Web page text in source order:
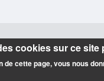
cookies sur ce
de cette page, vous nous